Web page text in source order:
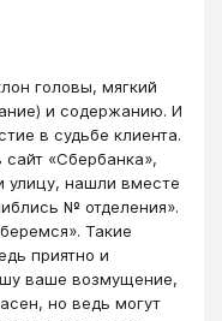
головы, мягкий
и содержанию. И
в судьбе клиента.
«Сбербанка»,
улицу, нашли вместе
№ отделения».
Такие
приятно и
ваше возмущение,
но ведь могут